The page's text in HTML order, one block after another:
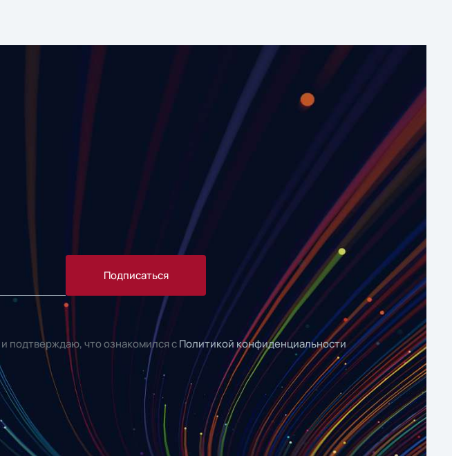
Подписаться
и подтверждаю, что ознакомился с Политикой конфиденциальности